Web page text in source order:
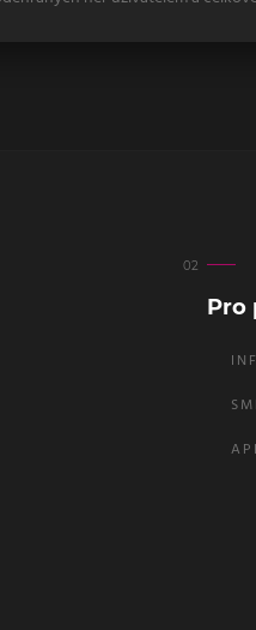
Pro